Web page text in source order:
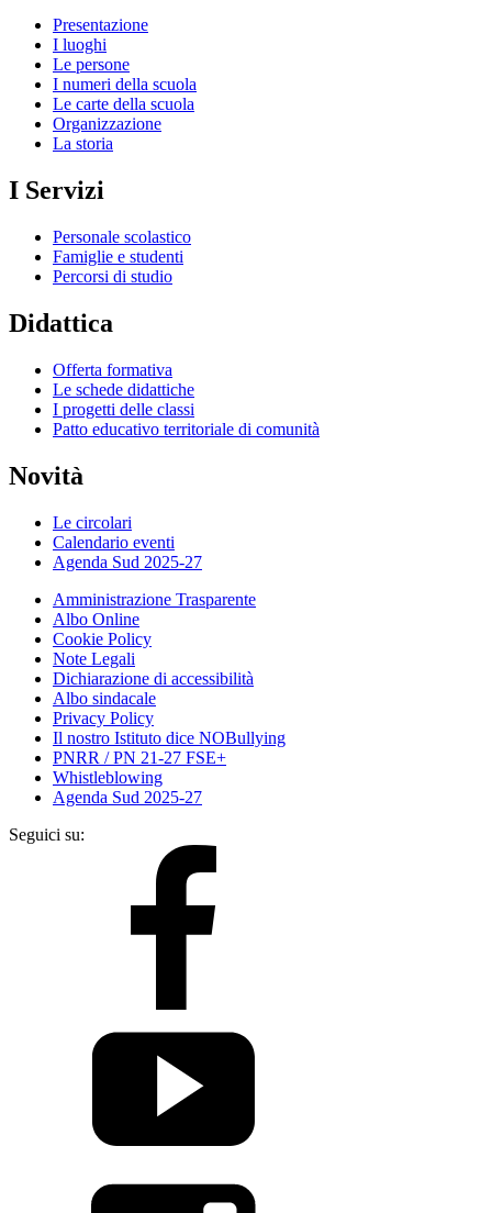
Presentazione
I luoghi
Le persone
I numeri della scuola
Le carte della scuola
Organizzazione
La storia
I Servizi
Personale scolastico
Famiglie e studenti
Percorsi di studio
Didattica
Offerta formativa
Le schede didattiche
I progetti delle classi
Patto educativo territoriale di comunità
Novità
Le circolari
Calendario eventi
Agenda Sud 2025-27
Amministrazione Trasparente
Albo Online
Cookie Policy
Note Legali
Dichiarazione di accessibilità
Albo sindacale
Privacy Policy
Il nostro Istituto dice NOBullying
PNRR / PN 21-27 FSE+
Whistleblowing
Agenda Sud 2025-27
Seguici su: